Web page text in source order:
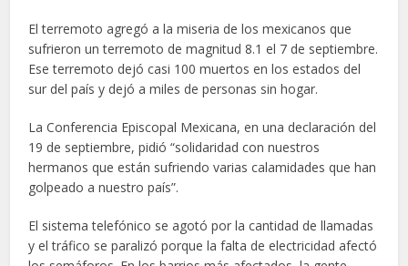
El terremoto agregó a la miseria de los mexicanos que
sufrieron un terremoto de magnitud 8.1 el 7 de septiembre.
Ese terremoto dejó casi 100 muertos en los estados del
sur del país y dejó a miles de personas sin hogar.
La Conferencia Episcopal Mexicana, en una declaración del
19 de septiembre, pidió “solidaridad con nuestros
hermanos que están sufriendo varias calamidades que han
golpeado a nuestro país”.
El sistema telefónico se agotó por la cantidad de llamadas
y el tráfico se paralizó porque la falta de electricidad afectó